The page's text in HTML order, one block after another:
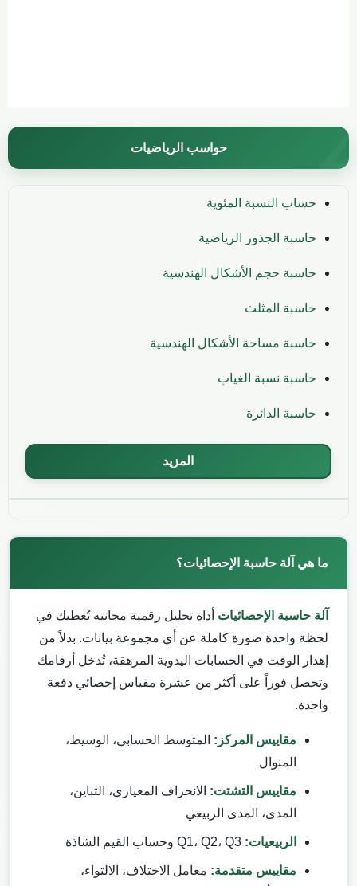
حواسب الرياضيات
حساب النسبة المئوية
حاسبة الجذور الرياضية
حاسبة حجم الأشكال الهندسية
حاسبة المثلث
حاسبة مساحة الأشكال الهندسية
حاسبة نسبة الغياب
حاسبة الدائرة
المزيد
ما هي آلة حاسبة الإحصائيات؟
آلة حاسبة الإحصائيات أداة تحليل رقمية مجانية تُعطيك في
لحظة واحدة صورة كاملة عن أي مجموعة بيانات. بدلاً من
إهدار الوقت في الحسابات اليدوية المرهقة، تُدخل أرقامك
وتحصل فوراً على أكثر من عشرة مقياس إحصائي دفعة
واحدة.
مقاييس المركز: المتوسط الحسابي، الوسيط،
المنوال
مقاييس التشتت: الانحراف المعياري، التباين،
المدى، المدى الربيعي
الربيعيات:
مقاييس متقدمة: معامل الاختلاف، الالتواء،